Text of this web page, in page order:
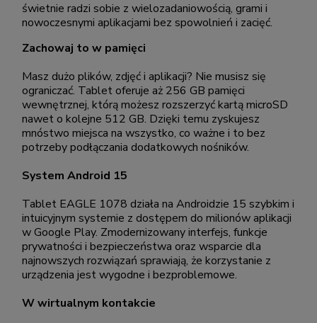
świetnie radzi sobie z wielozadaniowością, grami i
nowoczesnymi aplikacjami bez spowolnień i zacięć.
Zachowaj to w pamięci
Masz dużo plików, zdjęć i aplikacji? Nie musisz się
ograniczać. Tablet oferuje aż 256 GB pamięci
wewnętrznej, którą możesz rozszerzyć kartą microSD
nawet o kolejne 512 GB. Dzięki temu zyskujesz
mnóstwo miejsca na wszystko, co ważne i to bez
potrzeby podłączania dodatkowych nośników.
System Android 15
Tablet EAGLE 1078 działa na Androidzie 15 szybkim i
intuicyjnym systemie z dostępem do milionów aplikacji
w Google Play. Zmodernizowany interfejs, funkcje
prywatności i bezpieczeństwa oraz wsparcie dla
najnowszych rozwiązań sprawiają, że korzystanie z
urządzenia jest wygodne i bezproblemowe.
W wirtualnym kontakcie